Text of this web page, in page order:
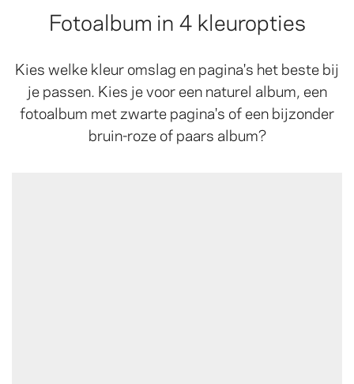
Fotoalbum in 4 kleuropties
Kies welke kleur omslag en pagina's het beste bij
je passen. Kies je voor een naturel album, een
fotoalbum met zwarte pagina's of een bijzonder
bruin-roze of paars album?